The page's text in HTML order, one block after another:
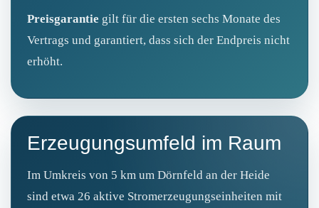
Preisgarantie gilt für die ersten sechs Monate des
Vertrags und garantiert, dass sich der Endpreis nicht
erhöht.
Erzeugungsumfeld im Raum
Im Umkreis von 5 km um Dörnfeld an der Heide
sind etwa 26 aktive Stromerzeugungseinheiten mit